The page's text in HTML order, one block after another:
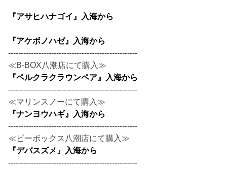
『アサヒハナゴイ』入海から
『アケボノハゼ』入海から
---------------------------------------------------
≪B-BOX八潮店にて購入≫
『ペルクラクラウンペア』入海から
---------------------------------------------------
≪マリンスノーにて購入≫
『ナンヨウハギ』入海から
---------------------------------------------------
≪ビーボックス八潮店にて購入≫
『デバスズメ』入海から
---------------------------------------------------